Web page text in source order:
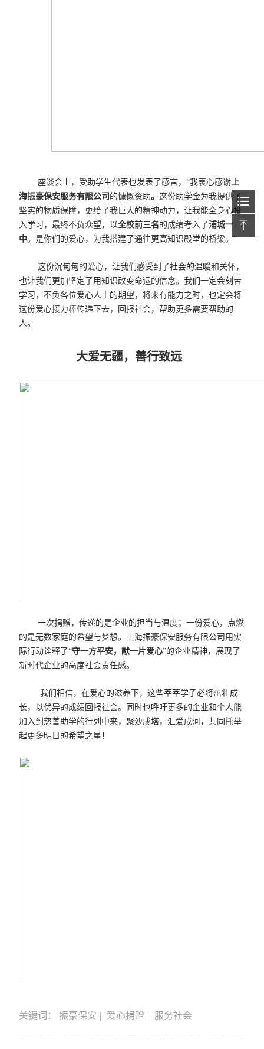
座谈会上，受助学生代表也发表了感言，“我衷心感谢 上
海振豪保安服务有限公司 的慷慨资助。这份助学金为我提供了
坚实的物质保障，更给了我巨大的精神动力，让我能全身心投
入学习，最终不负众望，以全校前三名的成绩考入了浦城一
中。是你们的爱心，为我搭建了通往更高知识殿堂的桥梁。”
这份沉甸甸的爱心，让我们感受到了社会的温暖和关怀，
也让我们更加坚定了用知识改变命运的信念。我们一定会刻苦
学习，不负各位爱心人士的期望，将来有能力之时，也定会将
这份爱心接力棒传递下去，回报社会，帮助更多需要帮助的
人。
大爱无疆，善行致远
一次捐赠，传递的是企业的担当与温度；一份爱心，点燃
的是无数家庭的希望与梦想。上海振豪保安服务有限公司用实
际行动诠释了“守一方平安，献一片爱心”的企业精神，展现了
新时代企业的高度社会责任感。
我们相信，在爱心的滋养下，这些莘莘学子必将茁壮成
长，以优异的成绩回报社会。同时也呼吁更多的企业和个人能
加入到慈善助学的行列中来，聚沙成塔，汇爱成河，共同托举
起更多明日的希望之星！
关键词： 振豪保安 爱心捐赠 服务社会